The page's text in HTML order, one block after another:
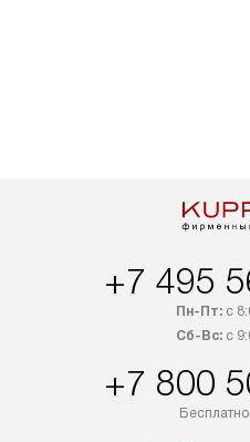
+7 495
Пн-Пт:с
Сб-Вс:с
+7 800